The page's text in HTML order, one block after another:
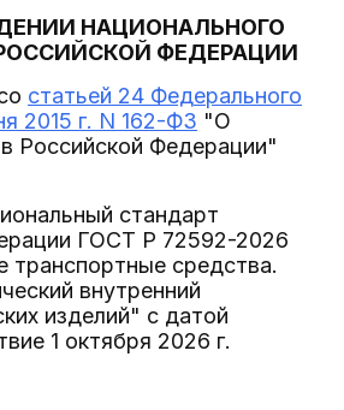
НАЦИОНАЛЬНОГО
ФЕДЕРАЦИИ
статьей 24 Федерального
2015 г. N 162-ФЗ "О
Российской Федерации"
стандарт
ГОСТ Р 72592-2026
транспортные средства.
внутренний
изделий" с датой
1 октября 2026 г.